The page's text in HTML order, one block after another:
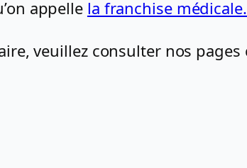
appelle la franchise
veuillez consulter nos